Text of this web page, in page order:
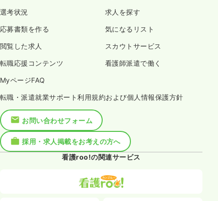
選考状況 求人を探す
応募書類を作る 気になるリスト
閲覧した求人 スカウトサービス
転職応援コンテンツ 看護師派遣で働く
MyページFAQ
転職・派遣就業サポート利用規約および個人情報保護方針
お問い合わせフォーム
採用・求人掲載をお考えの方へ
看護roo!の関連サービス